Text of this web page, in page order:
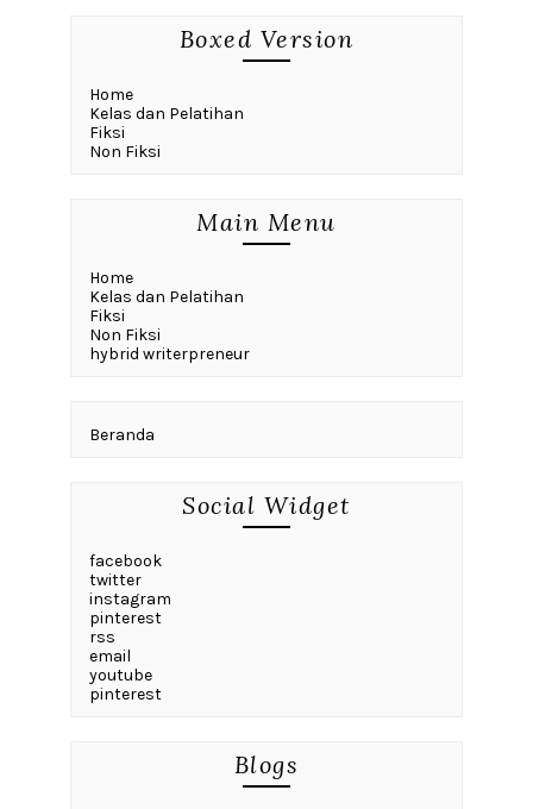
Boxed Version
Home
Kelas dan Pelatihan
Fiksi
Non Fiksi
Main Menu
Home
Kelas dan Pelatihan
Fiksi
Non Fiksi
hybrid writerpreneur
Beranda
Social Widget
facebook
twitter
instagram
pinterest
rss
email
youtube
pinterest
Blogs